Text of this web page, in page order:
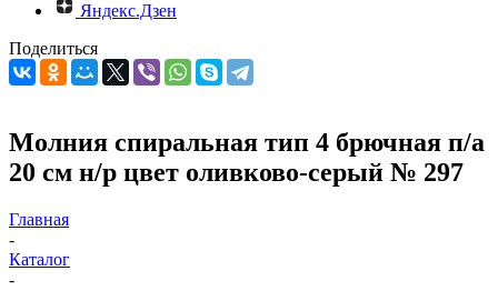
Яндекс.Дзен
Поделиться
Молния спиральная тип 4 брючная п/а
20 см н/р цвет оливково-серый № 297
Главная
-
Каталог
-